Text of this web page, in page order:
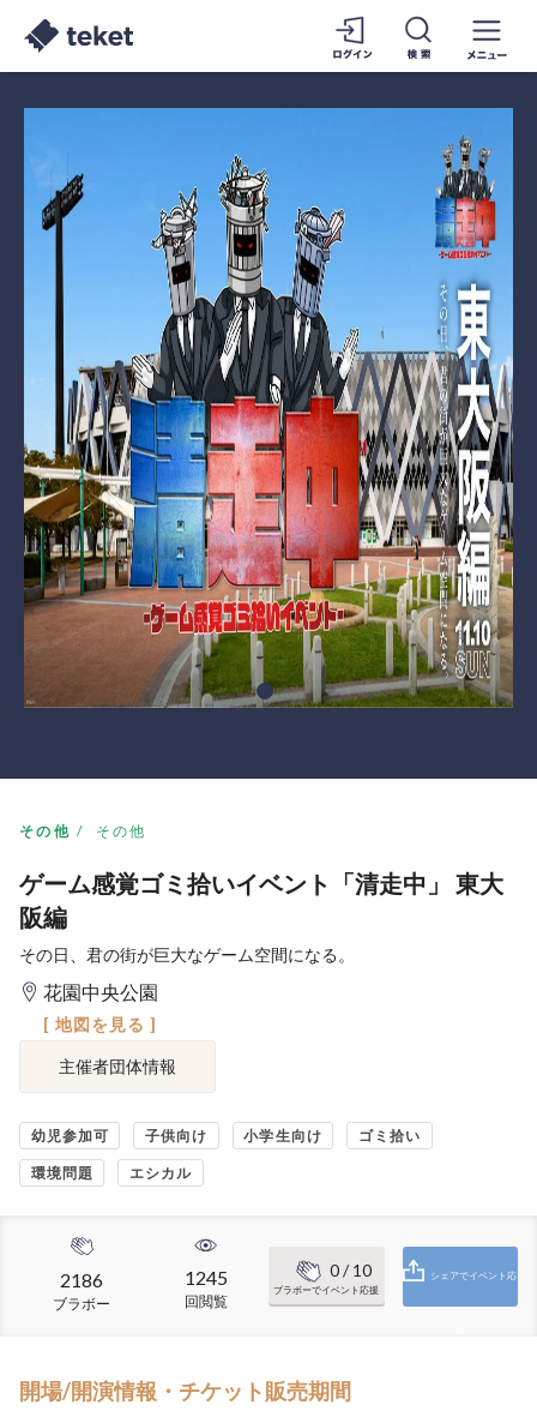
その他 その他
ゲーム感覚ゴミ拾いイベント「清走中」 東大
阪編
その日、君の街が巨大なゲーム空間になる。
花園中央公園
[ 地図を見る ]
主催者団体情報
幼児参加可 子供向け 小学生向け ゴミ拾い
環境問題 エシカル
2186
ブラボー
1245
回閲覧
0/ 10
ブラボーでイベント応援
シェアでイベント応
開場/開演情報・チケット販売期間